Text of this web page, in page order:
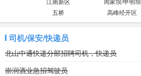
五桥
高峰经开区
司机/保安/快递员
北山中通快递分部招聘司机，快递员
崇润酒业急招驾驶员